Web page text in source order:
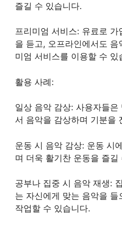
즐길 수 있습니다.
프리미엄 서비스: 유료로
을 듣고, 오프라인에서도 음
미엄 서비스를 이용할 수 있
활용 사례:
일상 음악 감상: 사용자들은
서 음악을 감상하며 기분을
운동 시 음악 감상: 운동 시
며 더욱 활기찬 운동을 즐길
공부나 집중 시 음악 재생:
는 자신에게 맞는 음악을 들
작업할 수 있습니다.